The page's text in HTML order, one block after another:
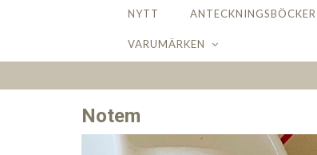
NYTT ANTECKNINGSBÖCKER
VARUMÄRKEN
Notem